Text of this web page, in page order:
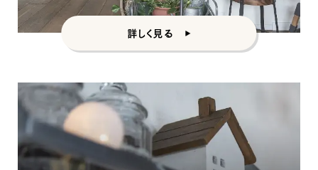
ナチュラル
カントリー
ヴィンテージ
詳しく見る